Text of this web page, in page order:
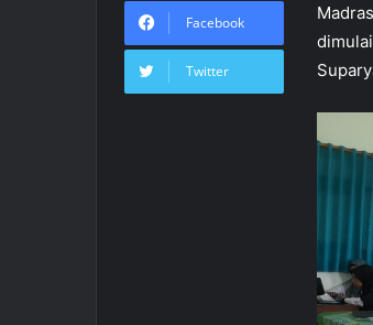
Facebook
Twitter